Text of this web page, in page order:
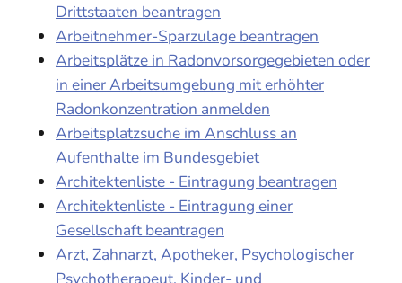
Drittstaaten beantragen
Arbeitnehmer-Sparzulage beantragen
Arbeitsplätze in Radonvorsorgegebieten oder
in einer Arbeitsumgebung mit erhöhter
Radonkonzentration anmelden
Arbeitsplatzsuche im Anschluss an
Aufenthalte im Bundesgebiet
Architektenliste - Eintragung beantragen
Architektenliste - Eintragung einer
Gesellschaft beantragen
Arzt, Zahnarzt, Apotheker, Psychologischer